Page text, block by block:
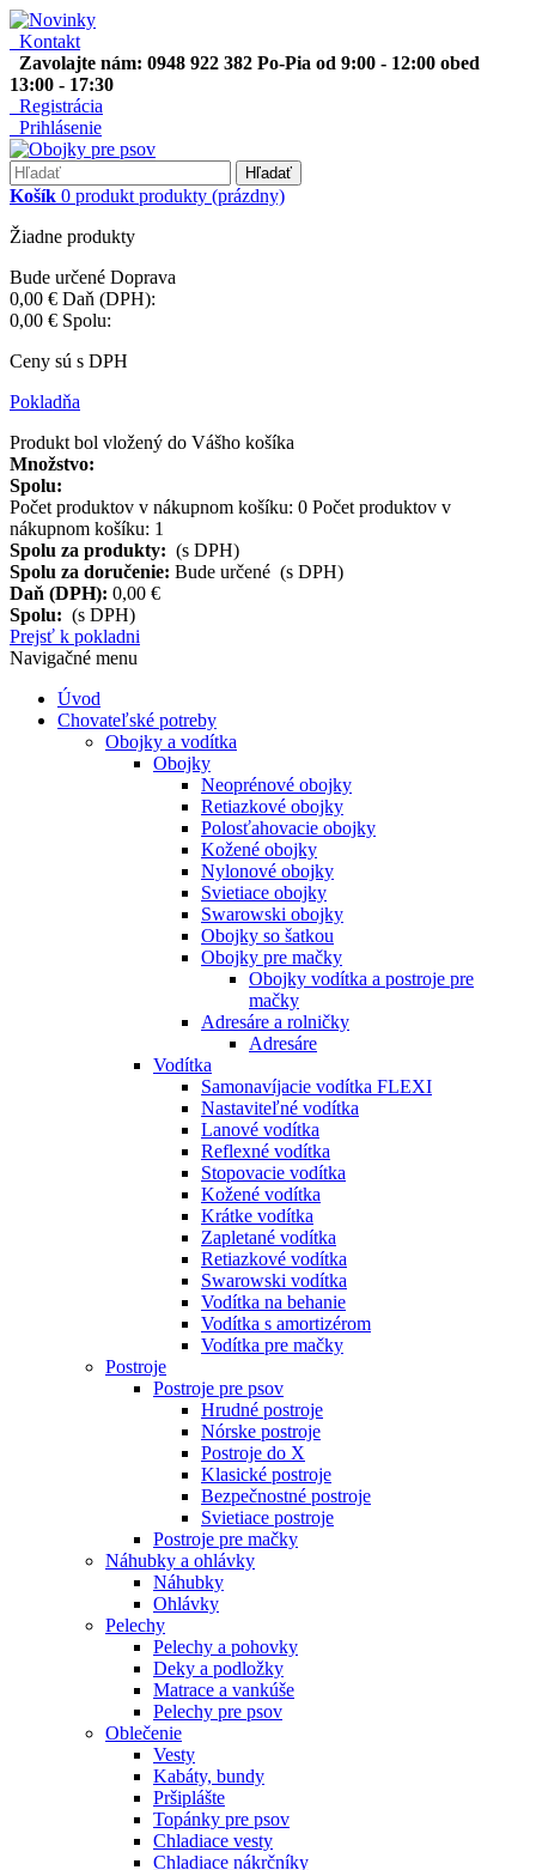
Kontakt
Zavolajte nám: 0948 922 382 Po-Pia od 9:00 - 12:00 obed
13:00 - 17:30
Registrácia
Prihlásenie
Hľadať
Košík 0 produkt produkty (prázdny)
Žiadne produkty
Bude určené Doprava
0,00 € Daň (DPH):
0,00 € Spolu:
Ceny sú s DPH
Pokladňa
Produkt bol vložený do Vášho košíka
Množstvo:
Spolu:
Počet produktov v nákupnom košíku: 0 Počet produktov v
nákupnom košíku: 1
Spolu za produkty: (s DPH)
Spolu za doručenie: Bude určené (s DPH)
Daň (DPH): 0,00 €
Spolu: (s DPH)
Prejsť k pokladni
Navigačné menu
Úvod
Chovateľské potreby
Obojky a vodítka
Obojky
Neoprénové obojky
Retiazkové obojky
Polosťahovacie obojky
Kožené obojky
Nylonové obojky
Svietiace obojky
Swarowski obojky
Obojky so šatkou
Obojky pre mačky
Obojky vodítka a postroje pre
mačky
Adresáre a rolničky
Adresáre
Vodítka
Samonavíjacie vodítka FLEXI
Nastaviteľné vodítka
Lanové vodítka
Reflexné vodítka
Stopovacie vodítka
Kožené vodítka
Krátke vodítka
Zapletané vodítka
Retiazkové vodítka
Swarowski vodítka
Vodítka na behanie
Vodítka s amortizérom
Vodítka pre mačky
Postroje
Postroje pre psov
Hrudné postroje
Nórske postroje
Postroje do X
Klasické postroje
Bezpečnostné postroje
Svietiace postroje
Postroje pre mačky
Náhubky a ohlávky
Náhubky
Ohlávky
Pelechy
Pelechy a pohovky
Deky a podložky
Matrace a vankúše
Pelechy pre psov
Oblečenie
Vesty
Kabáty, bundy
Pršiplášte
Topánky pre psov
Chladiace vesty
Chladiace nákrčníky